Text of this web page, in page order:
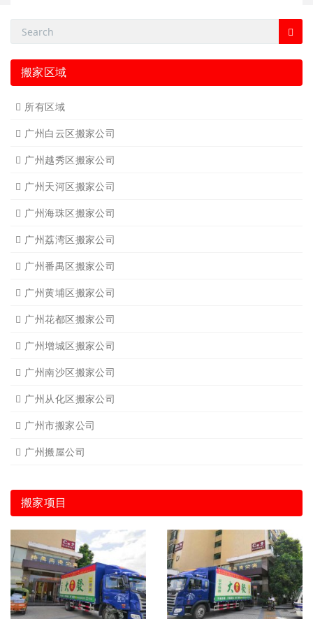
搬家区域
所有区域
广州白云区搬家公司
广州越秀区搬家公司
广州天河区搬家公司
广州海珠区搬家公司
广州荔湾区搬家公司
广州番禺区搬家公司
广州黄埔区搬家公司
广州花都区搬家公司
广州增城区搬家公司
广州南沙区搬家公司
广州从化区搬家公司
广州市搬家公司
广州搬屋公司
搬家项目